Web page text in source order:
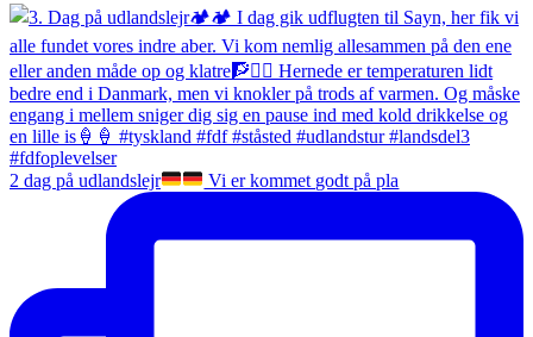
2 dag på udlandslejr Vi er kommet godt på pla